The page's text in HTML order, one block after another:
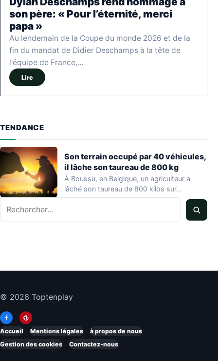
son père: « Pour l’éternité, merci
papa »
Au lendemain de la Coupe du monde 2026 et de la
fin du mandat de Didier Deschamps à la tête de
l'équipe de France,…
Lire
TENDANCE
Son terrain occupé par 40 véhicules,
il lâche son taureau de 800 kg
À Boussu, en Belgique, un agriculteur a
lâché son taureau de 800 kilos sur…
© 2026 Toptenplay
Accueil Mentions légales
à propos de nous
Gestion des cookies
Contactez-nous